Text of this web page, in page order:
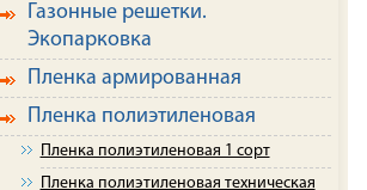
Газонные решетки.
Экопарковка
Пленка армированная
Пленка полиэтиленовая
Пленка полиэтиленовая 1 сорт
Пленка полиэтиленовая техническая